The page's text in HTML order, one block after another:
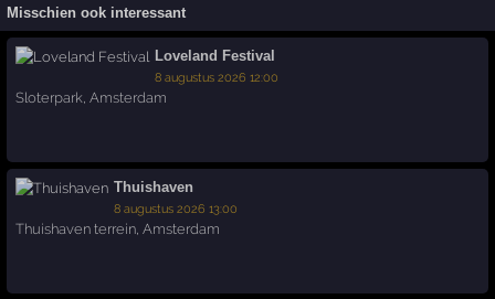
Misschien ook interessant
Loveland Festival
8 augustus 2026 12:00
Sloterpark ,Amsterdam
Thuishaven
8 augustus 2026 13:00
Thuishaven terrein ,Amsterdam